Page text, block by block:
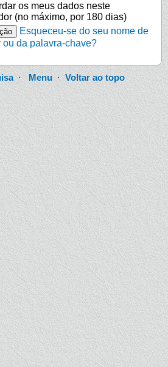
os meus dados neste
(no máximo, por 180 dias)
Esqueceu-se do seu nome de
ou da palavra-chave?
·Menu ·Voltar ao topo